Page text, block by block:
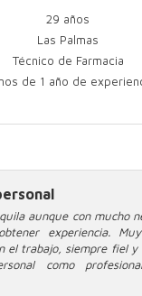
29 años
Las Palmas
Técnico de Farmacia
de 1 año de
aunque con mucho
experiencia.
el trabajo, siempre fiel y
como